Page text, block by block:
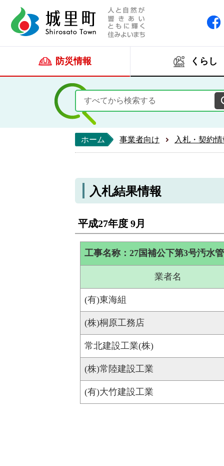
防災情報 くらし
ホーム 事業者向け 入札・契約
入札結果情報
平成27年度 9月
工事名称：27国補公下第3号汚水
業者名
(有)東海組
(株)桐原工務店
常北建設工業(株)
(株)常陸建設工業
(有)大竹建設工業